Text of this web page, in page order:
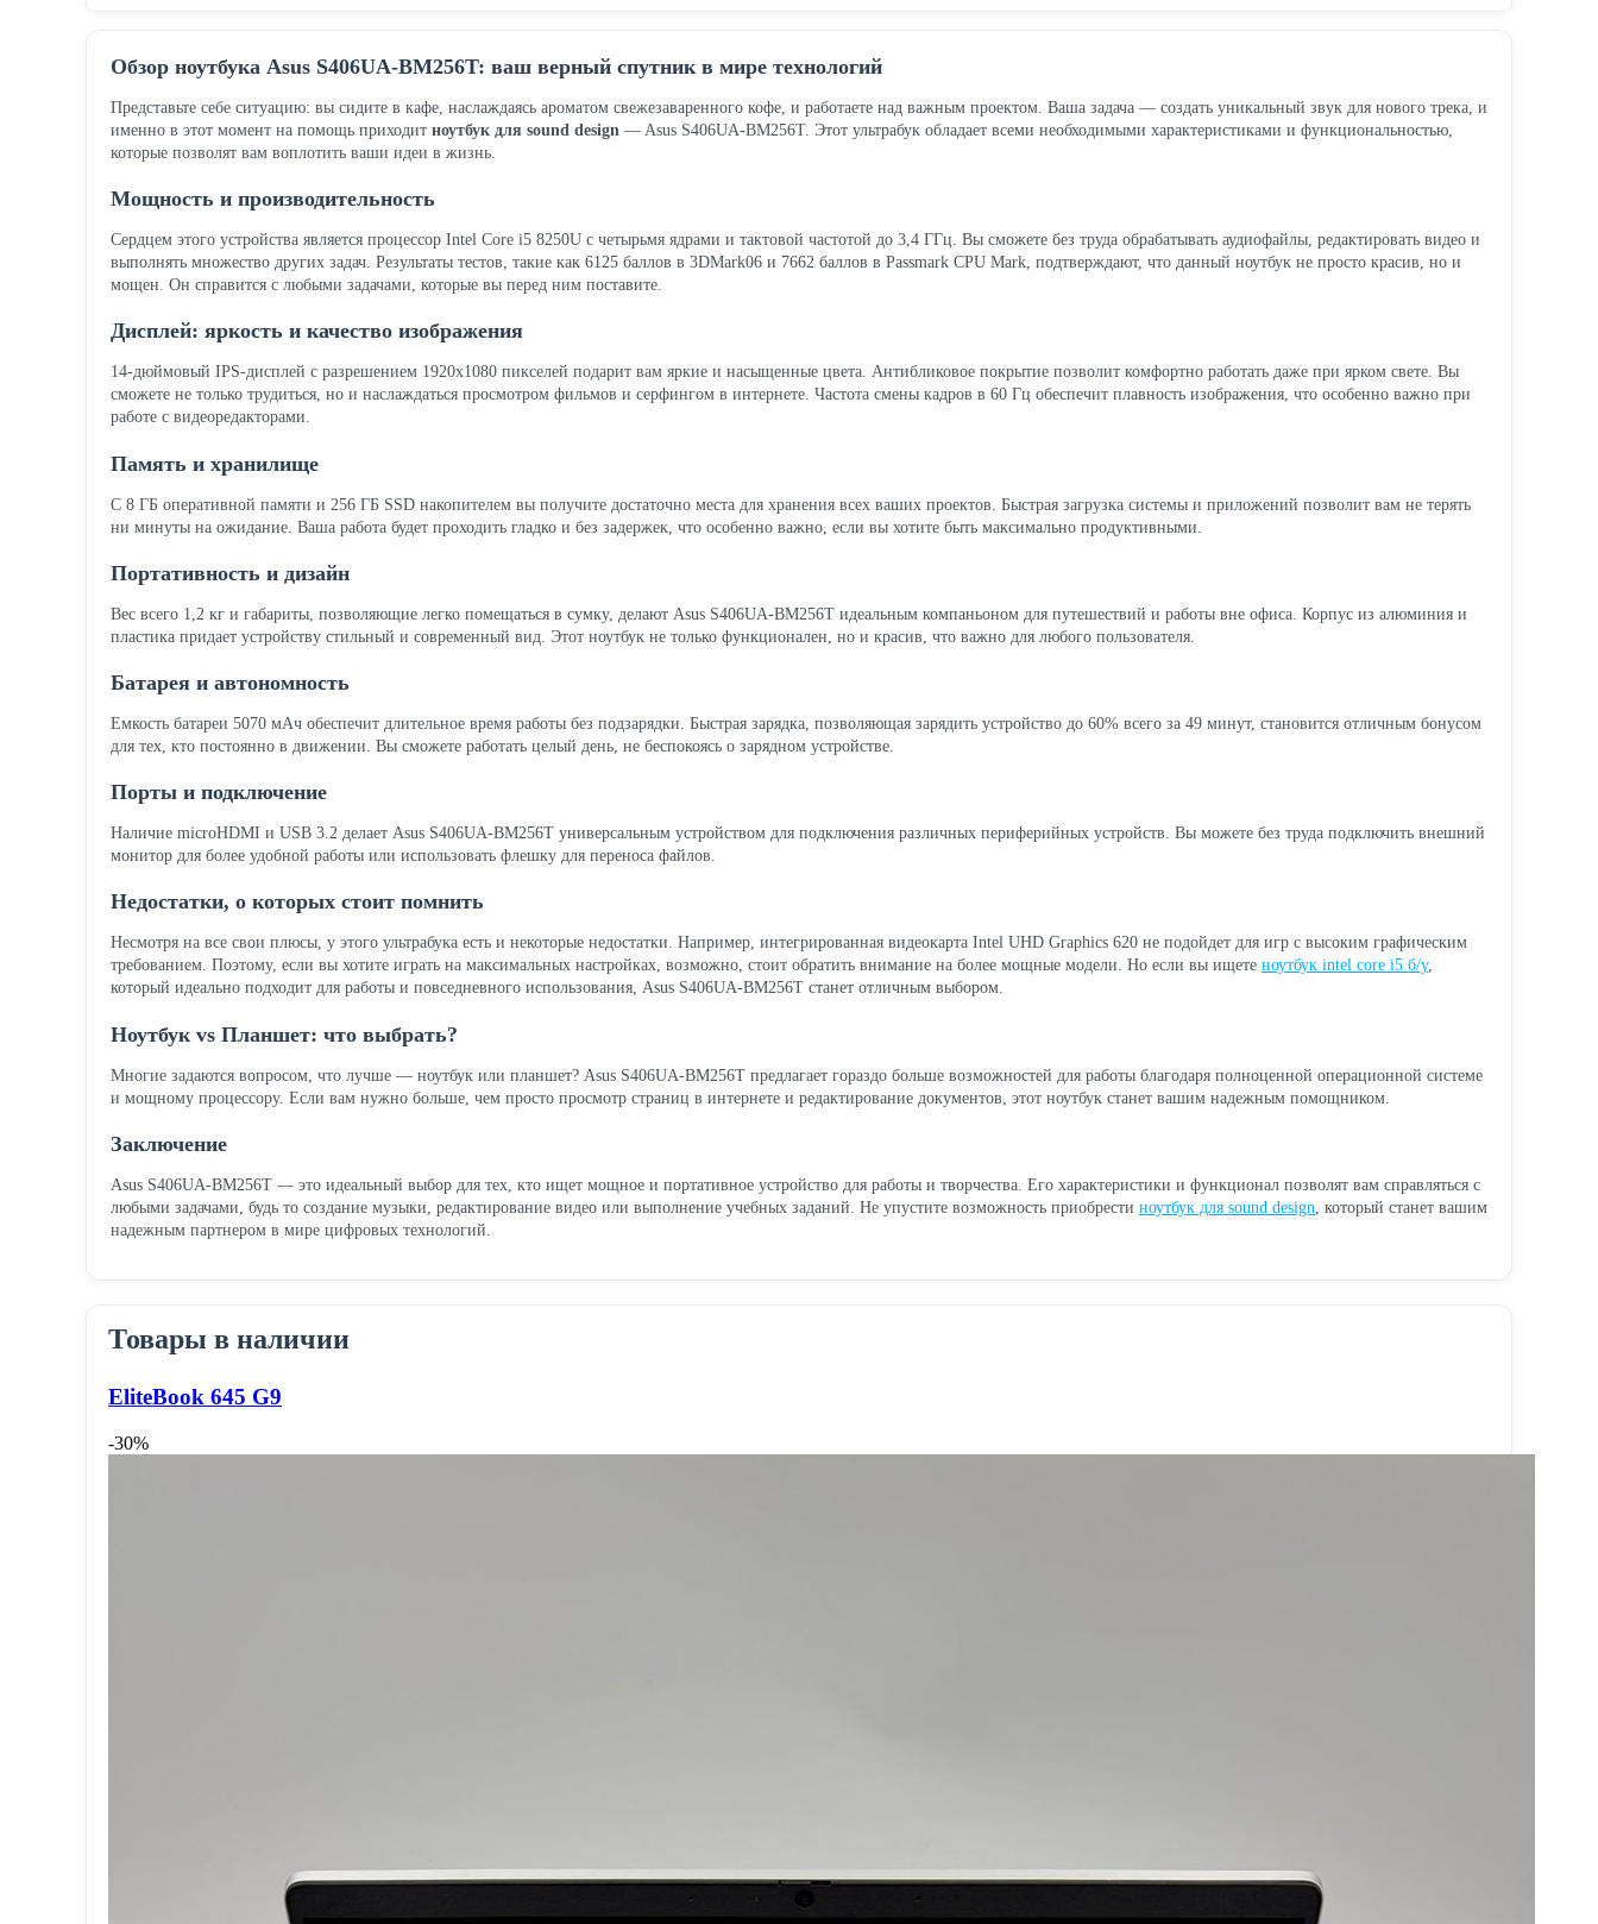
Обзор ноутбука Asus S406UA-BM256T: ваш верный спутник в мире технологий
Представьте себе ситуацию: вы сидите в кафе, наслаждаясь ароматом свежезаваренного кофе, и работаете над важным проектом. Ваша задача — создать уникальный звук для нового трека, и
именно в этот момент на помощь приходит ноутбук для sound design — Asus S406UA-BM256T. Этот ультрабук обладает всеми необходимыми характеристиками и функциональностью,
которые позволят вам воплотить ваши идеи в жизнь.
Мощность и производительность
Сердцем этого устройства является процессор Intel Core i5 8250U с четырьмя ядрами и тактовой частотой до 3,4 ГГц. Вы сможете без труда обрабатывать аудиофайлы, редактировать видео и
выполнять множество других задач. Результаты тестов, такие как 6125 баллов в 3DMark06 и 7662 баллов в Passmark CPU Mark, подтверждают, что данный ноутбук не просто красив, но и
мощен. Он справится с любыми задачами, которые вы перед ним поставите.
Дисплей: яркость и качество изображения
14-дюймовый IPS-дисплей с разрешением 1920x1080 пикселей подарит вам яркие и насыщенные цвета. Антибликовое покрытие позволит комфортно работать даже при ярком свете. Вы
сможете не только трудиться, но и наслаждаться просмотром фильмов и серфингом в интернете. Частота смены кадров в 60 Гц обеспечит плавность изображения, что особенно важно при
работе с видеоредакторами.
Память и хранилище
С 8 ГБ оперативной памяти и 256 ГБ SSD накопителем вы получите достаточно места для хранения всех ваших проектов. Быстрая загрузка системы и приложений позволит вам не терять
ни минуты на ожидание. Ваша работа будет проходить гладко и без задержек, что особенно важно, если вы хотите быть максимально продуктивными.
Портативность и дизайн
Вес всего 1,2 кг и габариты, позволяющие легко помещаться в сумку, делают Asus S406UA-BM256T идеальным компаньоном для путешествий и работы вне офиса. Корпус из алюминия и
пластика придает устройству стильный и современный вид. Этот ноутбук не только функционален, но и красив, что важно для любого пользователя.
Батарея и автономность
Емкость батареи 5070 мАч обеспечит длительное время работы без подзарядки. Быстрая зарядка, позволяющая зарядить устройство до 60% всего за 49 минут, становится отличным бонусом
для тех, кто постоянно в движении. Вы сможете работать целый день, не беспокоясь о зарядном устройстве.
Порты и подключение
Наличие microHDMI и USB 3.2 делает Asus S406UA-BM256T универсальным устройством для подключения различных периферийных устройств. Вы можете без труда подключить внешний
монитор для более удобной работы или использовать флешку для переноса файлов.
Недостатки, о которых стоит помнить
Несмотря на все свои плюсы, у этого ультрабука есть и некоторые недостатки. Например, интегрированная видеокарта Intel UHD Graphics 620 не подойдет для игр с высоким графическим
требованием. Поэтому, если вы хотите играть на максимальных настройках, возможно, стоит обратить внимание на более мощные модели. Но если вы ищете ноутбук intel core i5 б/у,
который идеально подходит для работы и повседневного использования, Asus S406UA-BM256T станет отличным выбором.
Ноутбук vs Планшет: что выбрать?
Многие задаются вопросом, что лучше — ноутбук или планшет? Asus S406UA-BM256T предлагает гораздо больше возможностей для работы благодаря полноценной операционной системе
и мощному процессору. Если вам нужно больше, чем просто просмотр страниц в интернете и редактирование документов, этот ноутбук станет вашим надежным помощником.
Заключение
Asus S406UA-BM256T — это идеальный выбор для тех, кто ищет мощное и портативное устройство для работы и творчества. Его характеристики и функционал позволят вам справляться с
любыми задачами, будь то создание музыки, редактирование видео или выполнение учебных заданий. Не упустите возможность приобрести ноутбук для sound design , который станет вашим
надежным партнером в мире цифровых технологий.
Товары в наличии
EliteBook 645 G9
-30%